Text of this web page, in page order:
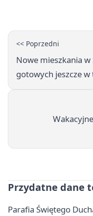
<< Poprzedni
Nowe mieszkania
gotowych jeszcze
Przydatne dane
Parafia Świętego